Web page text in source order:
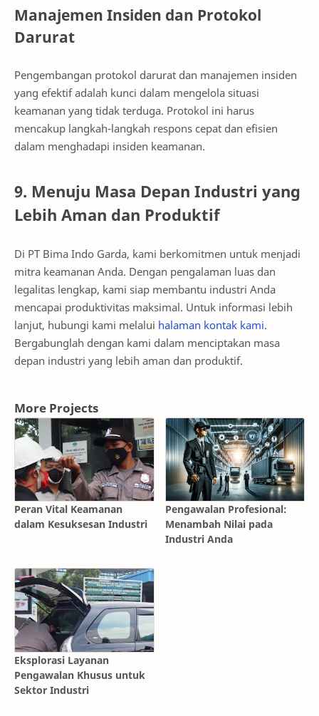
Manajemen Insiden dan Protokol
Darurat
Pengembangan protokol darurat dan manajemen insiden
yang efektif adalah kunci dalam mengelola situasi
keamanan yang tidak terduga. Protokol ini harus
mencakup langkah-langkah respons cepat dan efisien
dalam menghadapi insiden keamanan.
9. Menuju Masa Depan Industri yang
Lebih Aman dan Produktif
Di PT Bima Indo Garda, kami berkomitmen untuk menjadi
mitra keamanan Anda. Dengan pengalaman luas dan
legalitas lengkap, kami siap membantu industri Anda
mencapai produktivitas maksimal. Untuk informasi lebih
lanjut, hubungi kami melalui halaman kontak kami.
Bergabunglah dengan kami dalam menciptakan masa
depan industri yang lebih aman dan produktif.
More Projects
Peran Vital Keamanan
dalam Kesuksesan Industri
Pengawalan Profesional:
Menambah Nilai pada
Industri Anda
Eksplorasi Layanan
Pengawalan Khusus untuk
Sektor Industri